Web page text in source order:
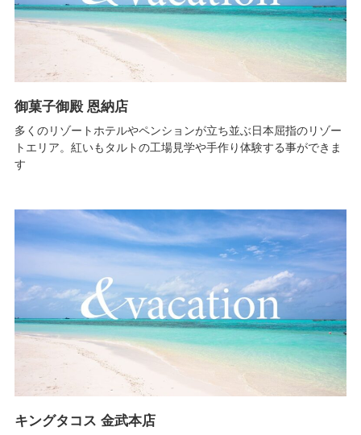
御菓子御殿 恩納店
多くのリゾートホテルやペンションが立ち並ぶ日本屈指のリゾー
トエリア。紅いもタルトの工場見学や手作り体験する事ができま
す
キングタコス 金武本店